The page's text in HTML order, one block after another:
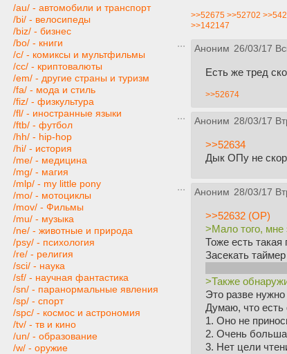
/au/ - автомобили и транспорт
/bi/ - велосипеды
/biz/ - бизнес
/bo/ - книги
/c/ - комиксы и мультфильмы
/cc/ - криптовалюты
/em/ - другие страны и туризм
/fa/ - мода и стиль
/fiz/ - физкультура
/fl/ - иностранные языки
/ftb/ - футбол
/hh/ - hip-hop
/hi/ - история
/me/ - медицина
/mg/ - магия
/mlp/ - my little pony
/mo/ - мотоциклы
/mov/ - Фильмы
/mu/ - музыка
/ne/ - животные и природа
/psy/ - психология
/re/ - религия
/sci/ - наука
/sf/ - научная фантастика
/sn/ - паранормальные явления
/sp/ - спорт
/spc/ - космос и астрономия
/tv/ - тв и кино
/un/ - образование
/w/ - оружие
>>52675 >>52702
>>142147
Аноним 26/03/17
Есть же тред
>>52674
Аноним 28/03/17
>>52634
Дык ОПу не
Аноним 28/03/17
>>52632 (OP)
>Мало того, мне
Тоже есть
Засекать
>Также
Это разве
Думаю, что есть
1. Оно не
2. Очень
3. Нет цели